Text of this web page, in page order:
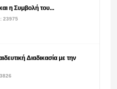
η Συμβολή του...
23975
Διαδικασία με την